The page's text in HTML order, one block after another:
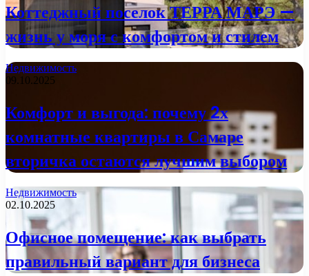
Коттеджный поселок ТЕРРА МАРЭ —
жизнь у моря с комфортом и стилем
Недвижимость
09.10.2025
Комфорт и выгода: почему 2х
комнатные квартиры в Самаре
вторичка остаются лучшим выбором
Недвижимость
02.10.2025
Офисное помещение: как выбрать
правильный вариант для бизнеса